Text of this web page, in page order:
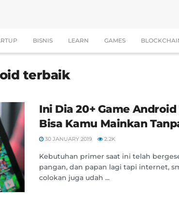
BISNIS LEARN GAMES
terbaik
Ini Dia 20+ Game
Bisa Kamu Mainkan
30 JANUARY 2019 2.2K
Kebutuhan primer saat ini telah
pangan, dan papan lagi tapi internet,
colokan juga udah ...